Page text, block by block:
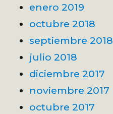
enero 2019
octubre 2018
septiembre 2018
julio 2018
diciembre 2017
noviembre 2017
octubre 2017